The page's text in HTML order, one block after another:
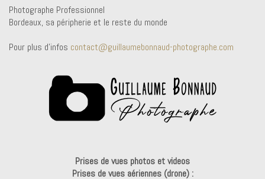
Photographe Professionnel
Bordeaux, sa péripherie et le reste du monde
Pour plus d'infos contact@guillaumebonnaud-photographe.com
Prises de vues photos et videos
Prises de vues aériennes (drone) :